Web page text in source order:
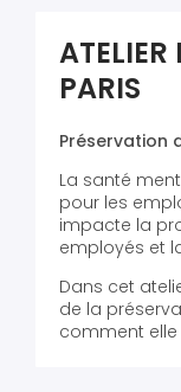
ATELIER
PARIS
Préservation
La santé
pour les
impacte la
employés et
Dans cet
de la
comment